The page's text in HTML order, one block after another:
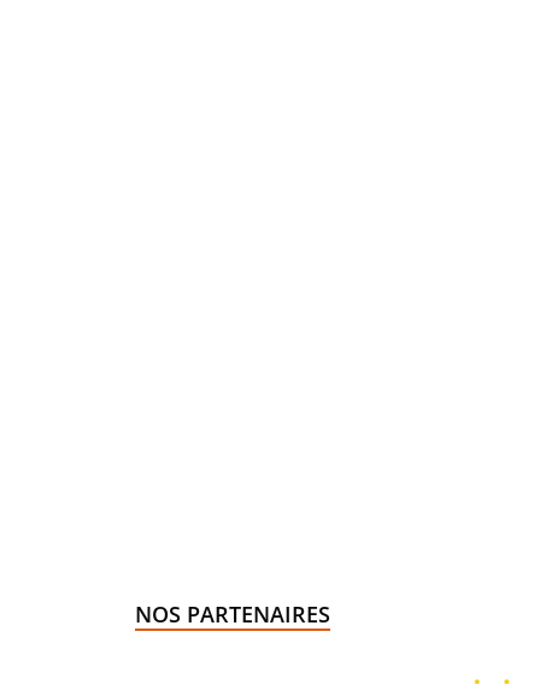
NOS PARTENAIRES